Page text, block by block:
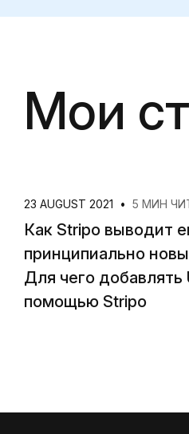
Мои
23 AUGUST 2021 • 5 МИН
Как Stripo выводит
принципиально
Для чего
помощью Stripo